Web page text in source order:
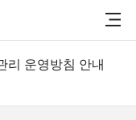
리 운영방침 안내